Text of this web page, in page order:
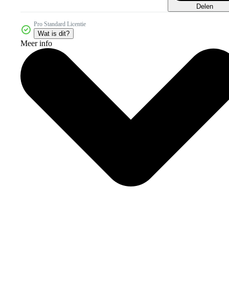
Delen
Pro Standard Licentie
Wat is dit?
Meer info